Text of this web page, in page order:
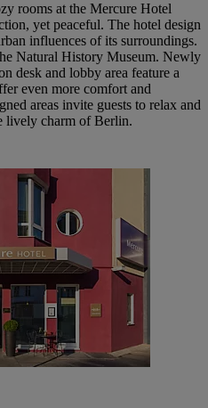
rooms at the Mercure Hotel
yet peaceful. The hotel design
influences of its surroundings.
Natural History Museum. Newly
desk and lobby area feature a
even more comfort and
areas invite guests to relax and
lively charm of Berlin.